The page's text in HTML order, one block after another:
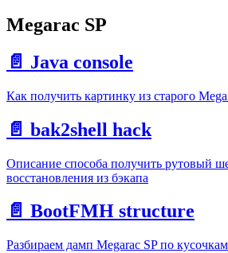
Megarac SP
📄️ Java console
Как получить картинку из старого
📄️ bak2shell hack
Описание способа получить рутовый
восстановления из бэкапа
📄️ BootFMH structure
Разбираем дамп Megarac SP по кусочкам